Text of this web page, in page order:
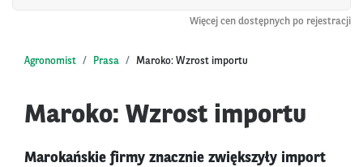
Więcej cen dostępnych po rejestracji
Agronomist Prasa Maroko: Wzrost importu
Maroko: Wzrost importu
Marokańskie firmy znacznie zwiększyły import